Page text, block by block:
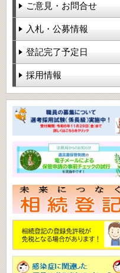
ご意見・お問合せ
入札・公募情報
登記完了予定日
採用情報